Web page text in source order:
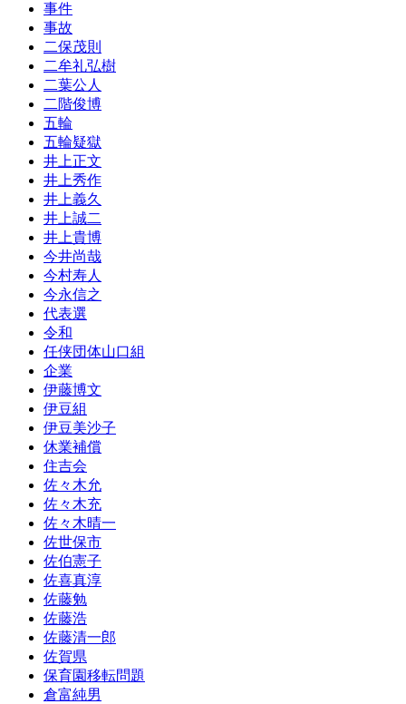
事件
事故
二保茂則
二牟礼弘樹
二葉公人
二階俊博
五輪
五輪疑獄
井上正文
井上秀作
井上義久
井上誠二
井上貴博
今井尚哉
今村寿人
今永信之
代表選
令和
任侠団体山口組
企業
伊藤博文
伊豆組
伊豆美沙子
休業補償
住吉会
佐々木允
佐々木充
佐々木晴一
佐世保市
佐伯憲子
佐喜真淳
佐藤勉
佐藤浩
佐藤清一郎
佐賀県
保育園移転問題
倉富純男